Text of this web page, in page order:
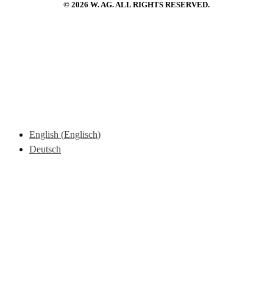
© 2026 W. AG. ALL RIGHTS RESERVED.
English (Englisch)
Deutsch